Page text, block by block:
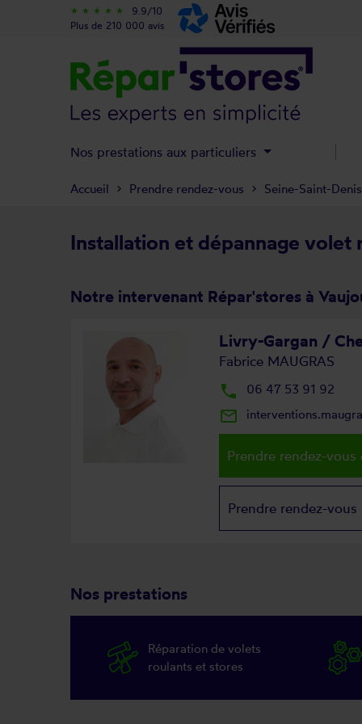
Installation et dépannage volet
Notre intervenant Répar'stores à
Livry-Gargan /
Fabrice MAUGRAS
local_phone 06 47 53 91 92
mail_outline
Prendre rendez-vous
Prendre rendez-vous
Nos prestations
Réparation de volets
roulants et stores
Accueil Prendre rendez-vous Seine-Saint-Denis
star_rate star_rate star_rate star_rate star_rate
9.9/10
Plus de 210 000 avis
Nos prestations aux particuliers